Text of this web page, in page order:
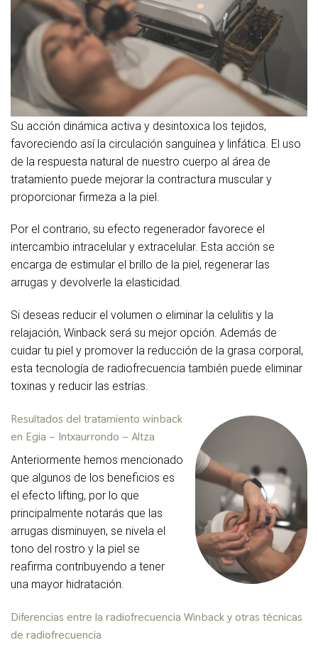
Su acción dinámica activa y desintoxica los tejidos,
favoreciendo así la circulación sanguínea y linfática. El uso
de la respuesta natural de nuestro cuerpo al área de
tratamiento puede mejorar la contractura muscular y
proporcionar firmeza a la piel.
Por el contrario, su efecto regenerador favorece el
intercambio intracelular y extracelular. Esta acción se
encarga de estimular el brillo de la piel, regenerar las
arrugas y devolverle la elasticidad.
Si deseas reducir el volumen o eliminar la celulitis y la
relajación, Winback será su mejor opción. Además de
cuidar tu piel y promover la reducción de la grasa corporal,
esta tecnología de radiofrecuencia también puede eliminar
toxinas y reducir las estrías.
Resultados del tratamiento winback
en Egia – Intxaurrondo – Altza
Anteriormente hemos mencionado
que algunos de los beneficios es
el efecto lifting, por lo que
principalmente notarás que las
arrugas disminuyen, se nivela el
tono del rostro y la piel se
reafirma contribuyendo a tener
una mayor hidratación.
Diferencias entre la radiofrecuencia Winback y otras técnicas
de radiofrecuencia